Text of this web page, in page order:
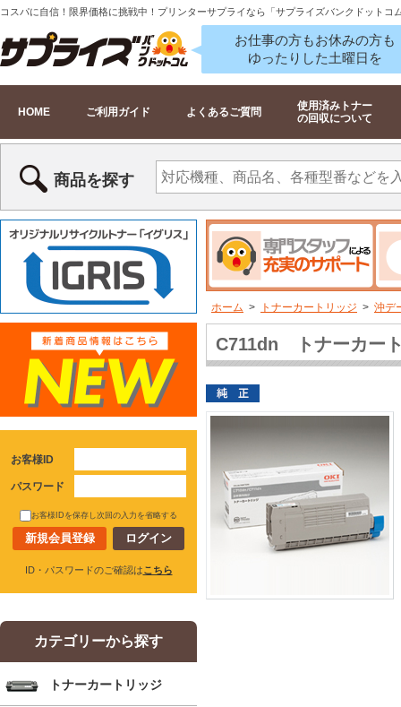
コスパに自信！限界価格に挑戦中！プリンターサプライなら「サプライズバンクドットコ
お仕事の方もお休みの方も
ゆったりした土曜日を
HOME ご利用ガイド よくあるご質問
使用済みトナー
の回収について
商品を探す
ホーム > トナーカートリッジ > 沖デ
C711dn トナーカー
お客様ID
パスワード
お客様IDを保存し次回の入力を省略する
新規会員登録
ID・パスワードのご確認はこちら
カテゴリーから探す
トナーカートリッジ